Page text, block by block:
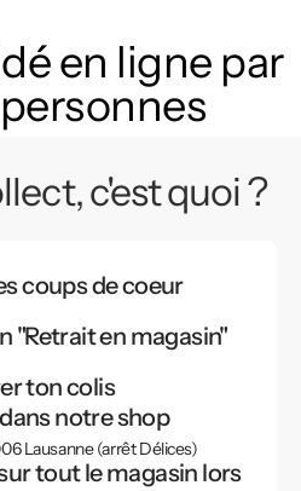
en ligne par
c'est quoi ?
coups de coeur
"Retrait en magasin"
ton colis
notre shop
Lausanne (arrêt Délices)
tout le magasin lors